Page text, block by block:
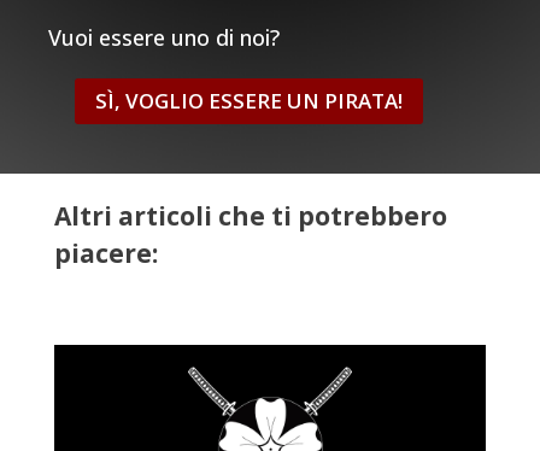
Vuoi essere uno di noi?
SÌ, VOGLIO ESSERE UN PIRATA!
Altri articoli che ti potrebbero
piacere: